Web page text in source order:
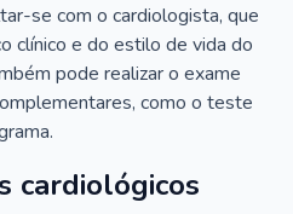
se com o cardiologista, que
clínico e do estilo de vida do
pode realizar o exame
como o teste
cardiológicos